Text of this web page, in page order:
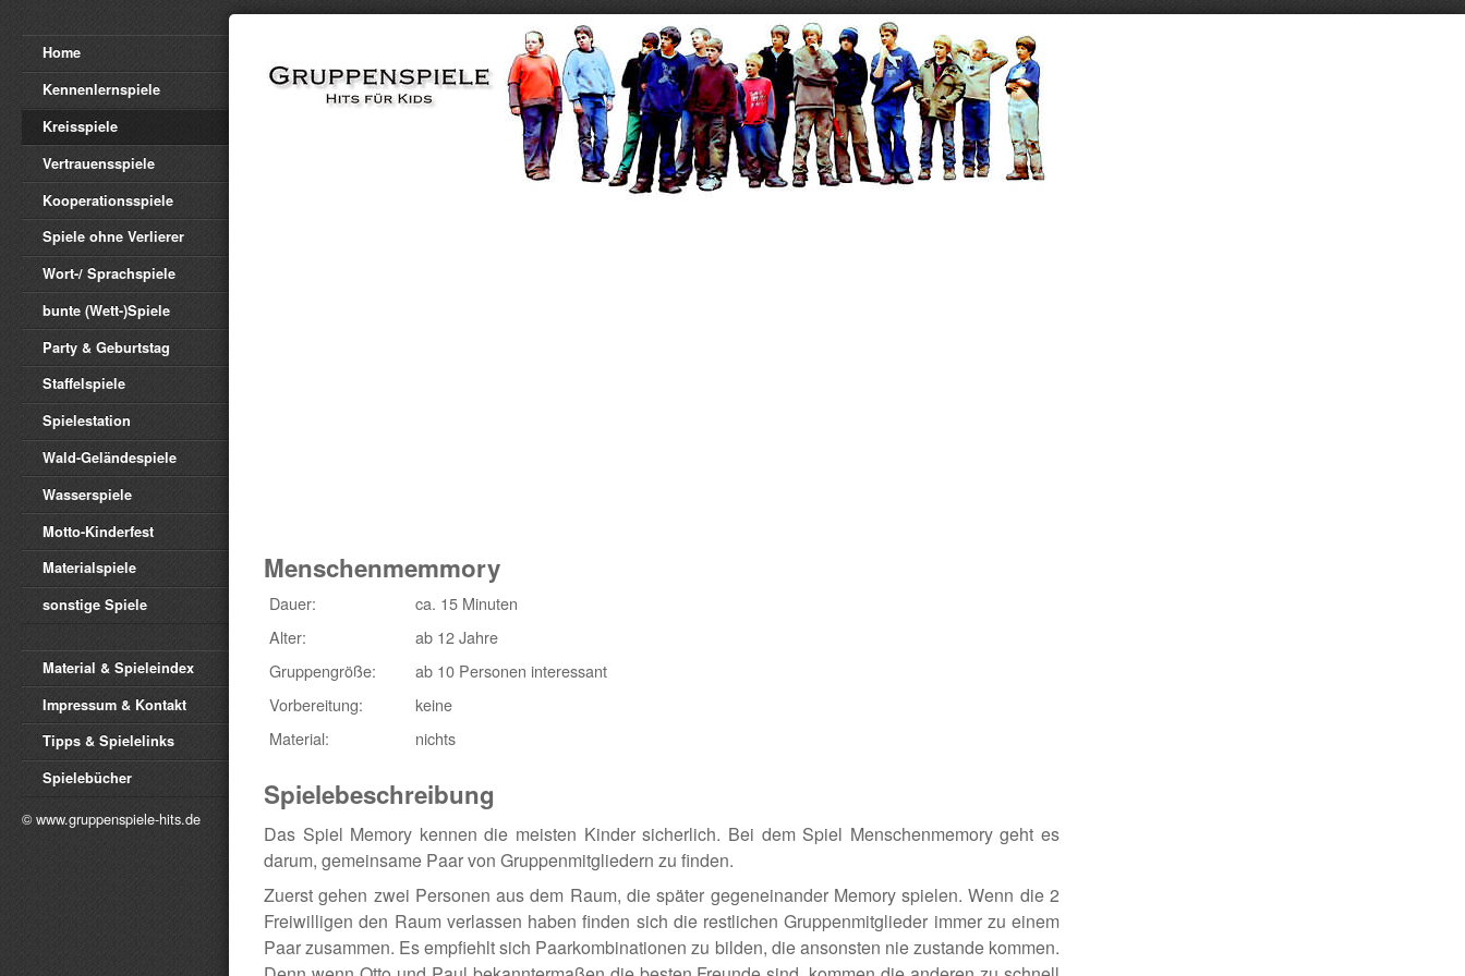
Home
Kennenlernspiele
Kreisspiele
Vertrauensspiele
Kooperationsspiele
Spiele ohne Verlierer
Wort-/ Sprachspiele
bunte (Wett-)Spiele
Party & Geburtstag
Staffelspiele
Spielestation
Wald-Geländespiele
Wasserspiele
Motto-Kinderfest
Materialspiele
sonstige Spiele
Material & Spieleindex
Impressum & Kontakt
Tipps & Spielelinks
Spielebücher
© www.gruppenspiele-hits.de
Menschenmemmory
Dauer:
ca. 15 Minuten
Alter:
ab 12 Jahre
Gruppengröße:
ab 10 Personen interessant
Vorbereitung:
keine
Material:
nichts
Spielebeschreibung
Das Spiel Memory kennen die meisten Kinder sicherlich. Bei dem Spiel Menschenmemory geht es
darum, gemeinsame Paar von Gruppenmitgliedern zu finden.
Zuerst gehen zwei Personen aus dem Raum, die später gegeneinander Memory spielen. Wenn die 2
Freiwilligen den Raum verlassen haben finden sich die restlichen Gruppenmitglieder immer zu einem
Paar zusammen. Es empfiehlt sich Paarkombinationen zu bilden, die ansonsten nie zustande kommen.